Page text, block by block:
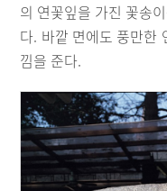
의 연꽃잎을 가진 꽃송
다. 바깥 면에도 풍만한
낌을 준다.